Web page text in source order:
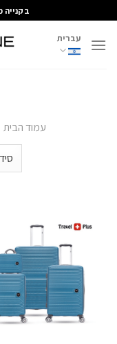
to
content
בקנייה מעל 550 ש''ח -
עברית
עמוד הבית